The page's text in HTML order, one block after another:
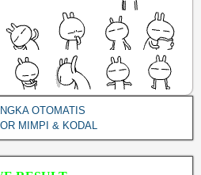
OTOMATIS
MIMPI & KODAL